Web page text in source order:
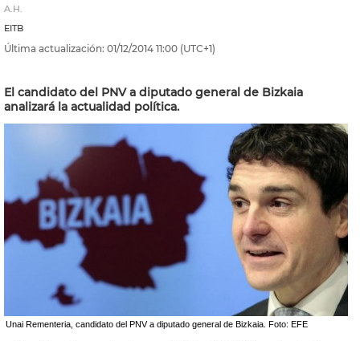
A.H.
EITB
Última actualización: 01/12/2014 11:00 (UTC+1)
El candidato del PNV a diputado general de Bizkaia
analizará la actualidad política.
Unai Rementeria, candidato del PNV a diputado general de Bizkaia. Foto: EFE